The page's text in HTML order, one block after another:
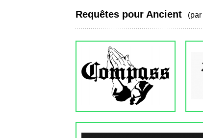
Requêtes pour Ancient (par